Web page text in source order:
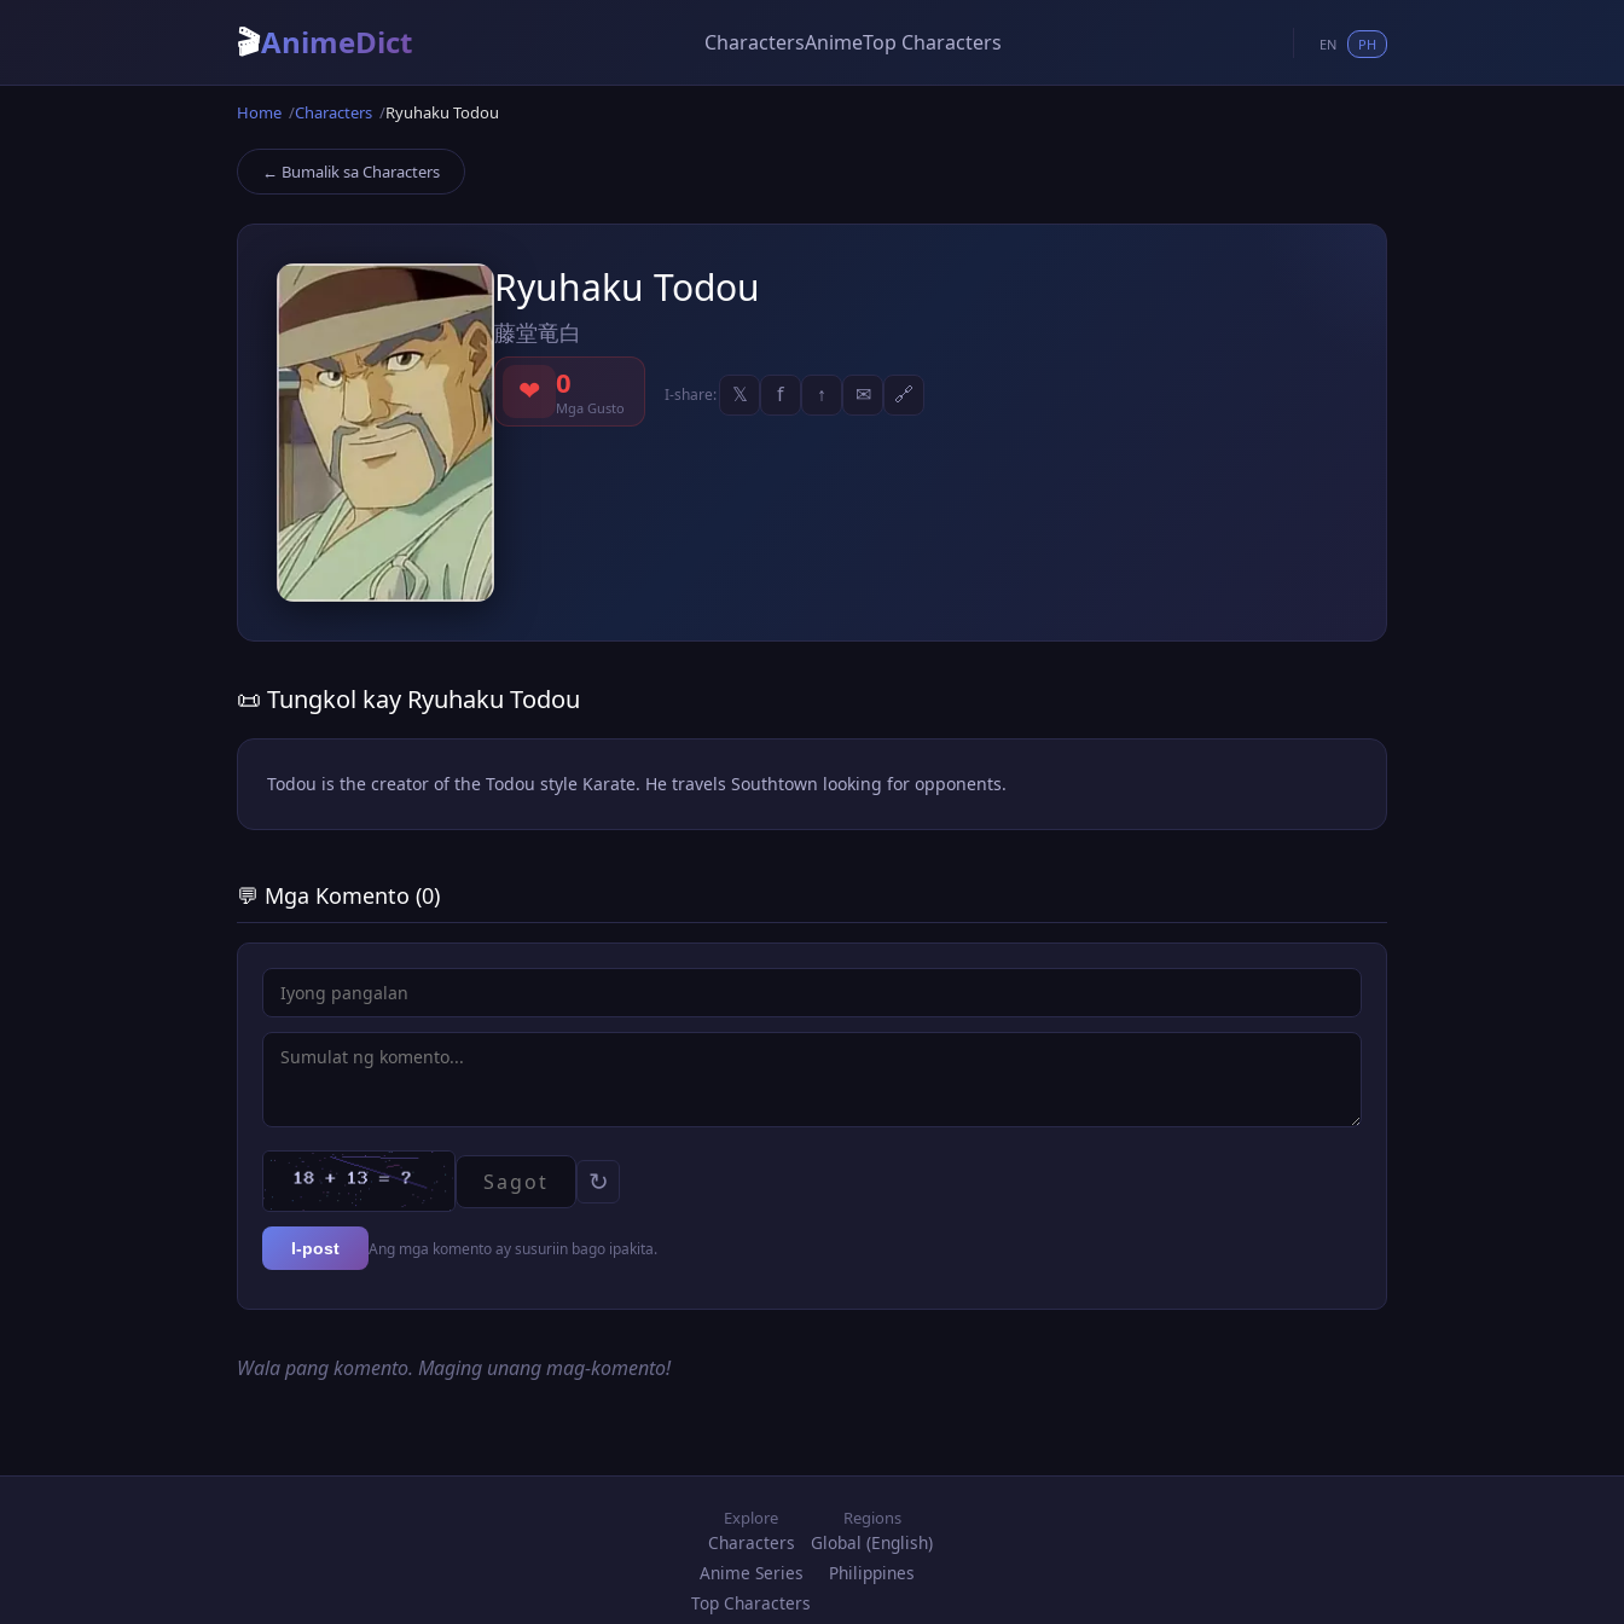
🎬AnimeDict CharactersAnimeTop Characters EN PH
Home Characters Ryuhaku Todou
← Bumalik sa Characters
Ryuhaku Todou
藤堂竜白
❤ 0
Mga Gusto
I-share: 𝕏 f ↑ ✉ 🔗
📜 Tungkol kay Ryuhaku Todou
Todou is the creator of the Todou style Karate. He travels Southtown looking for opponents.
💬 Mga Komento (0)
↻
I-post Ang mga komento ay susuriin bago ipakita.
Wala pang komento. Maging unang mag-komento!
Explore
Characters
Anime Series
Top Characters
Regions
Global (English)
Philippines